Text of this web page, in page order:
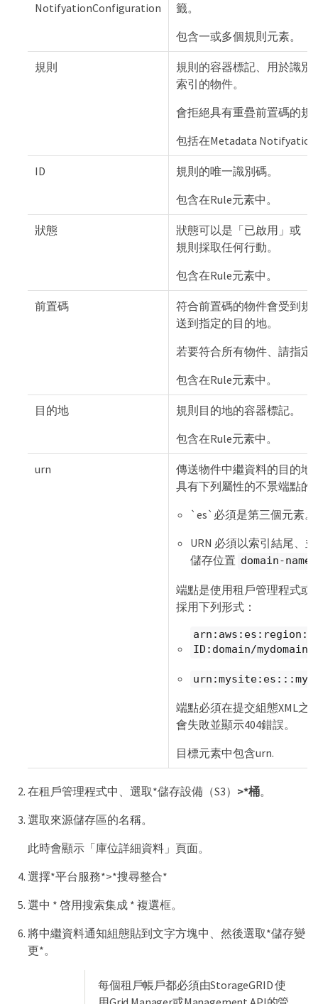
NotifyationConfiguration
籤。
包含一或多個規則元素。
規則
規則的容器標記、用於識別
索引的物件。
會拒絕具有重疊前置碼的規
包括在Metadata
ID
規則的唯一識別碼。
包含在Rule元素中。
狀態
狀態可以是「已啟用」或「
規則採取任何行動。
包含在Rule元素中。
前置碼
符合前置碼的物件會受到規
送到指定的目的地。
若要符合所有物件、請指定
包含在Rule元素中。
目的地
規則目的地的容器標記。
包含在Rule元素中。
urn
傳送物件中繼資料的目的地
具有下列屬性的不景端點的
`es`必須是第三個元素。
URN 必須以索引結尾、
儲存位置 domain-
端點是使用租戶管理程式或
採用下列形式：
ID:domain/
端點必須在提交組態XML之
會失敗並顯示404錯誤。
目標元素中包含urn.
在租戶管理程式中、選取*儲存設備（S3） >*桶。
選取來源儲存區的名稱。
此時會顯示「庫位詳細資料」頁面。
選擇*平台服務*>*搜尋整合*
選中 * 啓用搜索集成 * 複選框。
將中繼資料通知組態貼到文字方塊中、然後選取*儲存變
更*。
每個租戶帳戶都必須由StorageGRID 使